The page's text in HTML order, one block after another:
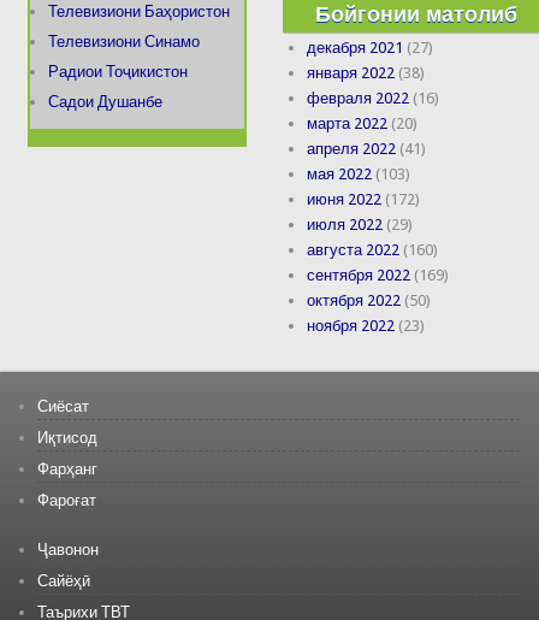
Телевизиони Баҳористон
Телевизиони Синамо
Радиои Тоҷикистон
Садои Душанбе
Бойгонии матолиб
декабря 2021 (27)
января 2022 (38)
февраля 2022 (16)
марта 2022 (20)
апреля 2022 (41)
мая 2022 (103)
июня 2022 (172)
июля 2022 (29)
августа 2022 (160)
сентября 2022 (169)
октября 2022 (50)
ноября 2022 (23)
Сиёсат
Иқтисод
Фарҳанг
Фароғат
Ҷавонон
Сайёҳӣ
Таърихи ТВТ